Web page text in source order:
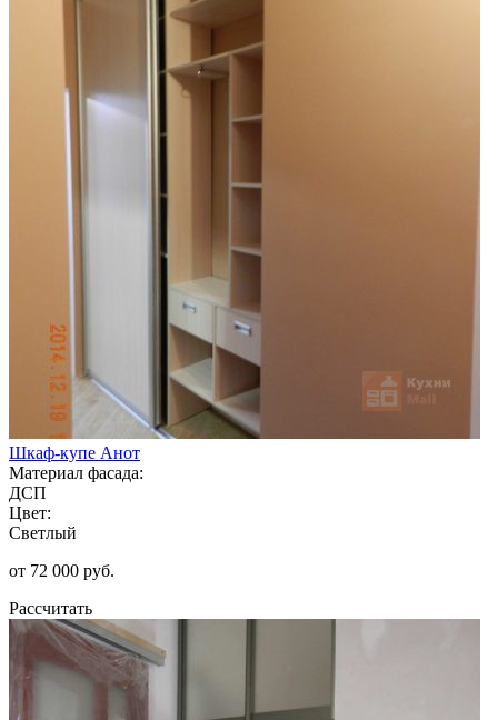
Шкаф-купе Анот
Материал фасада:
ДСП
Цвет:
Светлый
от 72 000 руб.
Рассчитать